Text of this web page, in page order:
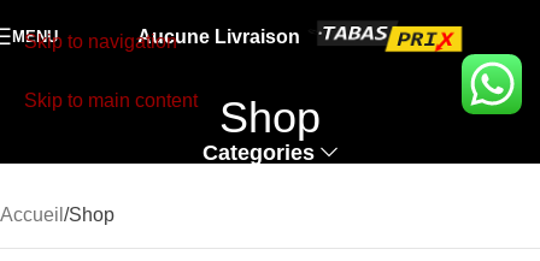
Skip to navigation
Skip to main content
MENU Aucune Livraison
Shop
Categories
Accueil Shop